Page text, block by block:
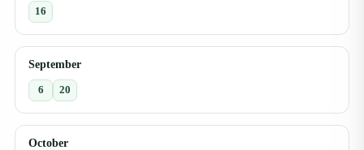
16
September
6 20
October